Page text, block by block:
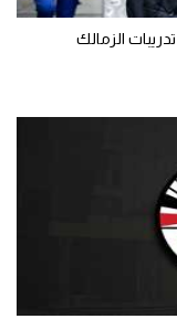
الزمالك